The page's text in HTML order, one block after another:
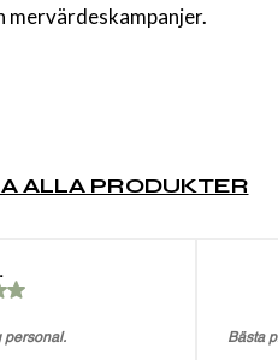
mervärdeskampanjer.
ALLA PRODUKTER
personal. Bästa